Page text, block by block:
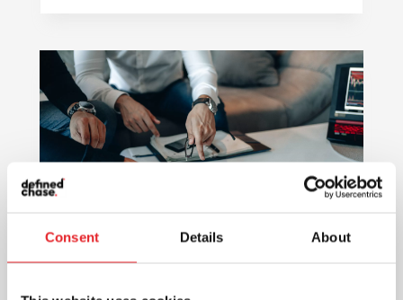
Consent Details About
Skaitmeninė rinkodara: efektyvus